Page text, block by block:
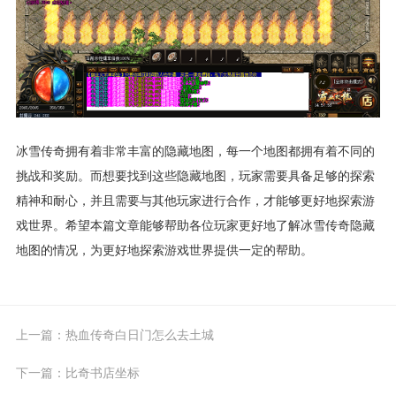
冰雪传奇拥有着非常丰富的隐藏地图，每一个地图都拥有着不同的
挑战和奖励。而想要找到这些隐藏地图，玩家需要具备足够的探索
精神和耐心，并且需要与其他玩家进行合作，才能够更好地探索游
戏世界。希望本篇文章能够帮助各位玩家更好地了解冰雪传奇隐藏
地图的情况，为更好地探索游戏世界提供一定的帮助。
上一篇： 热血传奇白日门怎么去土城
下一篇： 比奇书店坐标